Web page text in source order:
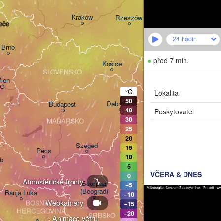
24 hodin
● před 7 min.
Lokalita
Poskytovatel
VČERA & DNES
Animace větru:
Webkamery
Atmosférické fronty
Kraków Rzeszów
Brno
Budapest
Београд
(Beograd)
Debrecen
Košice
Szeged
Banja Luka
Pécs
MAĎARSKO
SRBSKO
BOSNA A
HERCEGOVINA
SLOVENSKO
Івано-Франківськ
(Ivano-Frankivsk)
°C
50
40
30
25
20
15
10
5
0
−5
−10
−15
−20